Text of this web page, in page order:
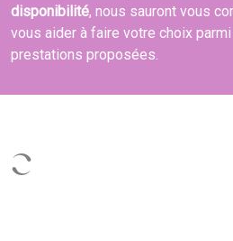
disponibilité, nous sauront vous
vous aider à faire votre choix
prestations proposées.